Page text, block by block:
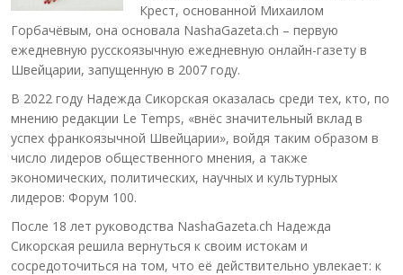
Крест, основанной Михаилом
Горбачёвым, она основала NashaGazeta.ch – первую
ежедневную русскоязычную ежедневную онлайн-газету в
Швейцарии, запущенную в 2007 году.
В 2022 году Надежда Сикорская оказалась среди тех, кто, по
мнению редакции Le Temps, «внёс значительный вклад в
успех франкоязычной Швейцарии», войдя таким образом в
число лидеров общественного мнения, а также
экономических, политических, научных и культурных
лидеров: Форум 100.
После 18 лет руководства NashaGazeta.ch Надежда
Сикорская решила вернуться к своим истокам и
сосредоточиться на том, что её действительно увлекает: к